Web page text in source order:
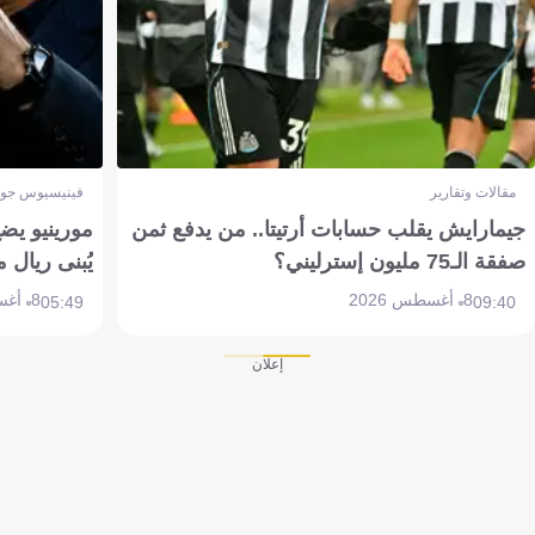
مقالات وتقارير
جيمارايش يقلب حسابات أرتيتا.. من يدفع ثمن
صفقة الـ75 مليون إسترليني؟
09:408 أغسطس 2026
فينيسيوس
مورينيو
يُبنى ريال
05:498 أغسطس 2026
إعلان